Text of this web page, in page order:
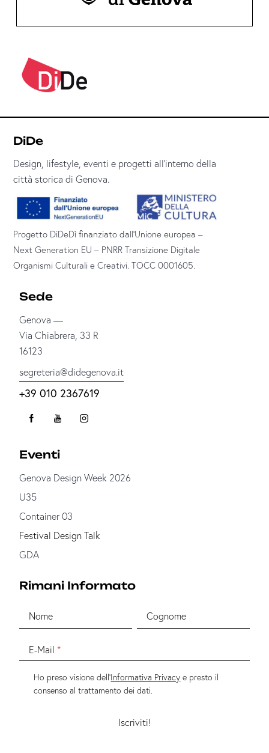
DiDe
Design, lifestyle, eventi e progetti all’interno della
città storica di Genova.
Progetto DiDeDì finanziato dall’Unione europea –
Next Generation EU – PNRR Transizione Digitale
Organismi Culturali e Creativi. TOCC 0001605.
Sede
Genova —
Via Chiabrera, 33 R
16123
segreteria@didegenova.it
+39 010 2367619
Eventi
Genova Design Week 2026
U35
Container 03
Festival Design Talk
GDA
Rimani Informato
Nome Cognome
E-Mail
Ho preso visione dell'Informativa Privacy e presto il
consenso al trattamento dei dati.